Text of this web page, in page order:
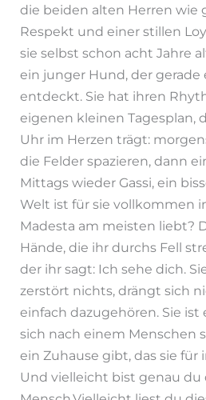
die beiden alten Herren wie
Respekt und einer stillen
sie selbst schon acht Jahre
ein junger Hund, der gerade
entdeckt. Sie hat ihren
eigenen kleinen Tagesplan,
Uhr im Herzen trägt:
die Felder spazieren, dann
Mittags wieder Gassi, ein
Welt ist für sie vollkommen
Madesta am meisten liebt?
Hände, die ihr durchs Fell
der ihr sagt: Ich sehe dich.
zerstört nichts, drängt sich
einfach dazugehören. Sie ist
sich nach einem Menschen
ein Zuhause gibt, das sie für
Und vielleicht bist genau du